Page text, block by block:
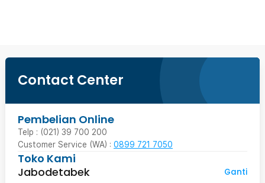
Contact Center
Pembelian Online
Telp : (021) 39 700 200
Customer Service (WA) : 0899 721 7050
Toko Kami
Jabodetabek
Ganti